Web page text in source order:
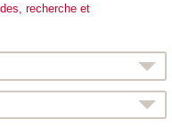
recherche et